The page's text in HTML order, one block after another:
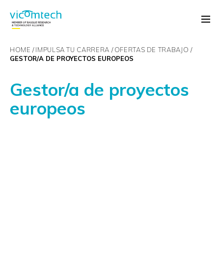
HOME IMPULSA TU CARRERA
OFERTAS DE TRABAJO
GESTOR/A DE PROYECTOS EUROPEOS
Gestor/a de proyectos
europeos